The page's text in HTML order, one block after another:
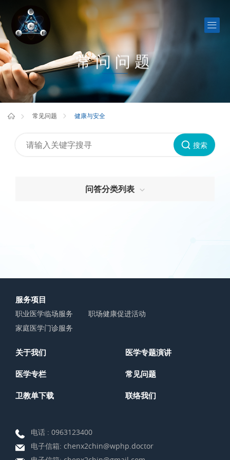
常问问题
常见问题 健康与安全
搜索
问答分类列表
服务项目
职业医学临场服务
职场健康促进活动
家庭医学门诊服务
关于我们 医学专题演讲
医学专栏 常见问题
卫教单下载 联络我们
电话 : 0963123400
电子信箱: chenx2chin@wphp.doctor